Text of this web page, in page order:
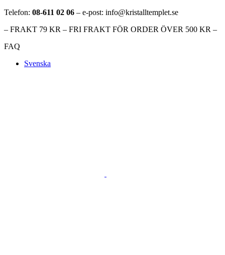
Telefon: 08-611 02 06 – e-post: info@kristalltemplet.se
– FRAKT 79 KR – FRI FRAKT FÖR ORDER ÖVER 500 KR –
FAQ
Svenska